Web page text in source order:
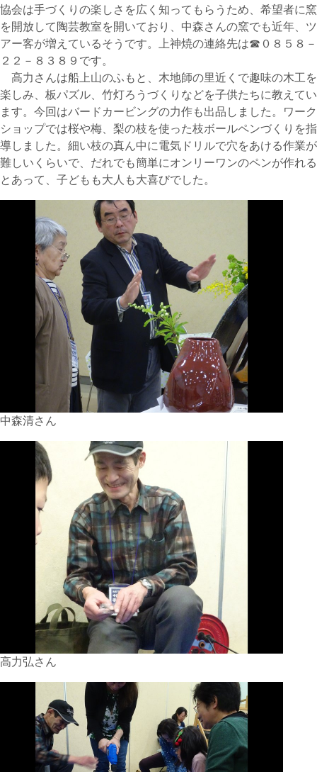
協会は手づくりの楽しさを広く知ってもらうため、希望者に窯
を開放して陶芸教室を開いており、中森さんの窯でも近年、ツ
アー客が増えているそうです。上神焼の連絡先は☎０８５８－
２２－８３８９です。
高力さんは船上山のふもと、木地師の里近くで趣味の木工を
楽しみ、板パズル、竹灯ろうづくりなどを子供たちに教えてい
ます。今回はバードカービングの力作も出品しました。ワーク
ショップでは桜や梅、梨の枝を使った枝ボールペンづくりを指
導しました。細い枝の真ん中に電気ドリルで穴をあける作業が
難しいくらいで、だれでも簡単にオンリーワンのペンが作れる
とあって、子どもも大人も大喜びでした。
中森清さん
高力弘さん